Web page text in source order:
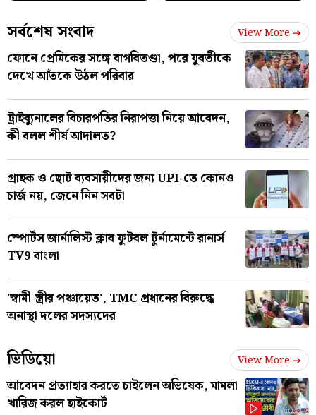
সর্বশেষ সংবাদ View More
ফোনে প্রেমিকের সঙ্গে বাগবিতণ্ডা, পরে যুবতীকে
দেখে আঁতকে উঠল পরিবার
ট্রাইব্যুনালের বিচারপতির নিরাপত্তা নিয়ে আবেদন,
কী বলল শীর্ষ আদালত?
গ্রাহক ও ছোট ব্যবসায়ীদের জন্য UPI-তে কোনও
চার্জ নয়, জেনে নিন সবটা
স্পোর্টস জার্নালিস্ট ক্লাব ফুটবল টুর্নামেন্টে রানার্স
TV9 বাংলা
'স্বামী-স্ত্রীর পঞ্চায়েত', TMC প্রধানের বিরুদ্ধে
অনাস্থা দলের সদস্যদের
ভিডিয়ো View More
আবেদন প্রত্যাহার করতে চাইলেন অভিষেক, মামলা
খারিজ করল হাইকোর্ট